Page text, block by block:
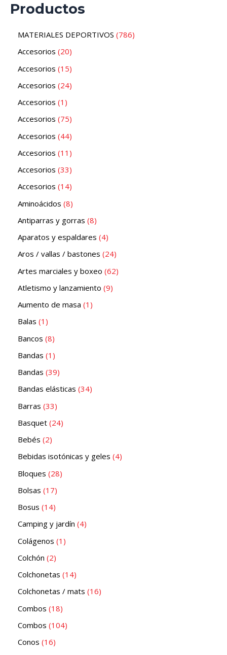
Productos
MATERIALES DEPORTIVOS 786
Accesorios 20
Accesorios 15
Accesorios 24
Accesorios 1
Accesorios 75
Accesorios 44
Accesorios 11
Accesorios 33
Accesorios 14
Aminoácidos 8
Antiparras y gorras 8
Aparatos y espaldares 4
Aros / vallas / bastones 24
Artes marciales y boxeo 62
Atletismo y lanzamiento 9
Aumento de masa 1
Balas 1
Bancos 8
Bandas 1
Bandas 39
Bandas elásticas 34
Barras 33
Basquet 24
Bebés 2
Bebidas isotónicas y geles 4
Bloques 28
Bolsas 17
Bosus 14
Camping y jardín 4
Colágenos 1
Colchón 2
Colchonetas 14
Colchonetas / mats 16
Combos 18
Combos 104
Conos 16